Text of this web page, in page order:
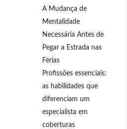
A Mudança de
Mentalidade
Necessária Antes de
Pegar a Estrada nas
Férias
Profissões essenciais:
as habilidades que
diferenciam um
especialista em
coberturas